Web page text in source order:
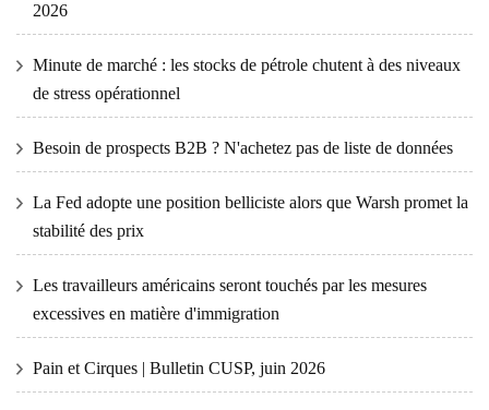
2026
Minute de marché : les stocks de pétrole chutent à des niveaux
de stress opérationnel
Besoin de prospects B2B ? N'achetez pas de liste de données
La Fed adopte une position belliciste alors que Warsh promet la
stabilité des prix
Les travailleurs américains seront touchés par les mesures
excessives en matière d'immigration
Pain et Cirques | Bulletin CUSP, juin 2026